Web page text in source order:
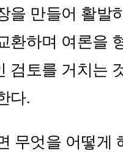
을 만들어 활발
환하며 여론을
검토를 거치는
다.
무엇을 어떻게